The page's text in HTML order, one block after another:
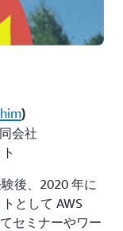
)
会社
後、2020 年に
として AWS
セミナーやワー